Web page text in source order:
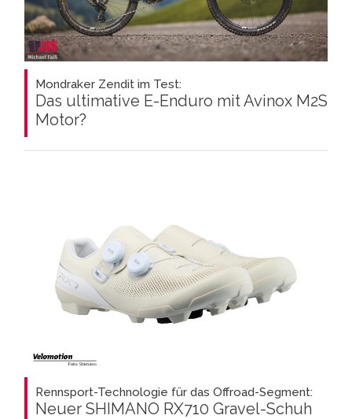
Mondraker Zendit im Test:
Das ultimative E-Enduro mit Avinox M2S
Motor?
Rennsport-Technologie für das Offroad-Segment:
Neuer SHIMANO RX710 Gravel-Schuh